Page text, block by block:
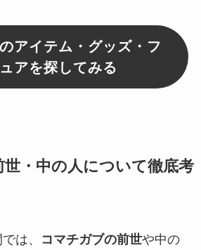
アイテム・グッズ・フ
アを探してみる
・中の人について徹底考
は、 コマチガブの前世や中の